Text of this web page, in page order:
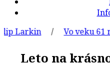
/ Vo veku 61
Leto na